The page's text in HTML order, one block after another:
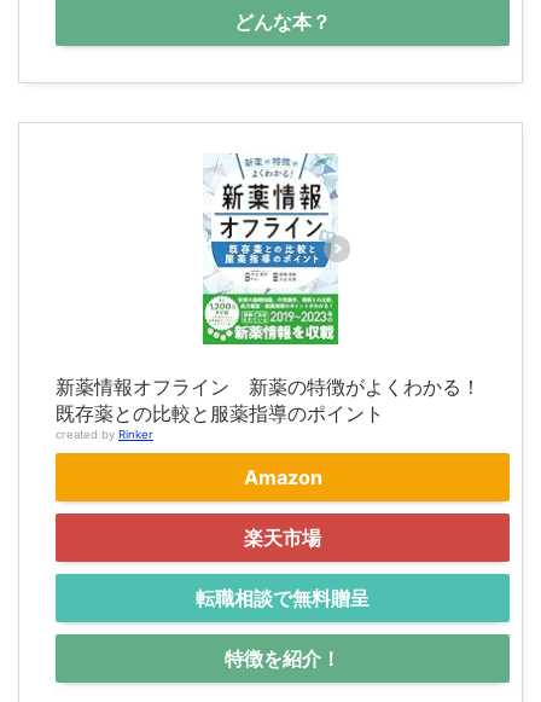
どんな本？
新薬情報オフライン 新薬の特徴がよくわかる！
既存薬との比較と服薬指導のポイント
created by Rinker
Amazon
楽天市場
転職相談で無料贈呈
特徴を紹介！